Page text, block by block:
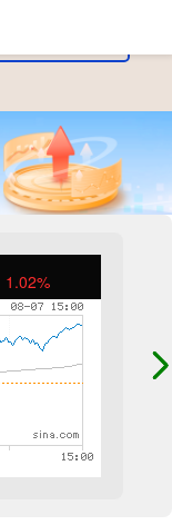
1.02%